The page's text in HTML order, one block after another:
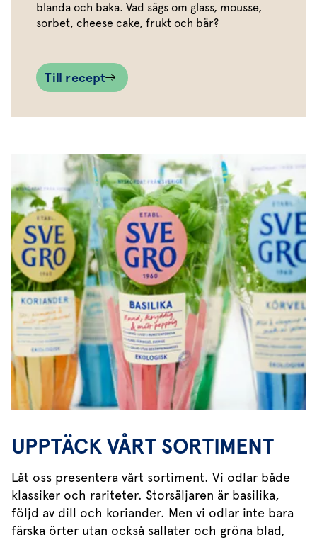
blanda och baka. Vad sägs om glass, mousse,
sorbet, cheese cake, frukt och bär?
Till recept
UPPTÄCK VÅRT SORTIMENT
Låt oss presentera vårt sortiment. Vi odlar både
klassiker och rariteter. Storsäljaren är basilika,
följd av dill och koriander. Men vi odlar inte bara
färska örter utan också sallater och gröna blad,